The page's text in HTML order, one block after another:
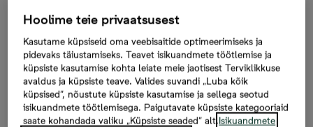
Mäepealse 9/2-43, 2
tuba, 45 m², Hind
216 190 €
Registreeri huvi
Hoolime teie privaatsusest
Kasutame küpsiseid oma veebisaitide optimeerimiseks ja
pidevaks täiustamiseks. Teavet isikuandmete töötlemise ja
küpsiste kasutamise kohta leiate meie jaotisest Terviklikkuse
avaldus ja küpsiste teave. Valides suvandi „Luba kõik
küpsised“, nõustute küpsiste kasutamise ja sellega seotud
isikuandmete töötlemisega. Paigutavate küpsiste kategooriaid
saate kohandada valiku „Küpsiste seaded“ alt.Isikuandmete